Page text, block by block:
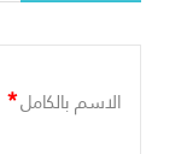
الاسم بالكامل*